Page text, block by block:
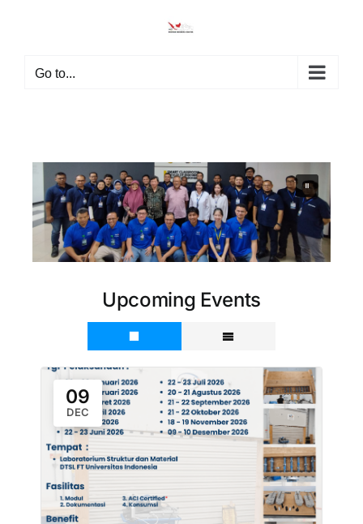
Go to...
Upcoming Events
09
DEC